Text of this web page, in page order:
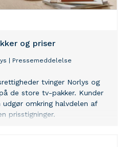
og priser
Pressemeddelelse
tvinger Norlys og
de store tv-pakker. Kunder
omkring halvdelen af
prisstigninger.